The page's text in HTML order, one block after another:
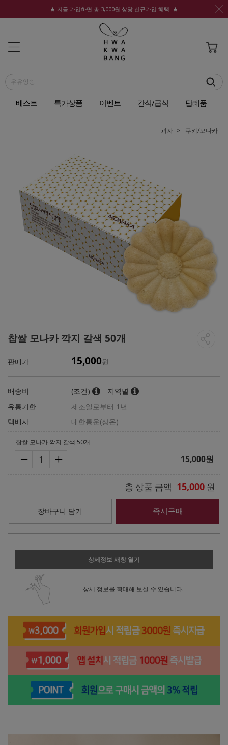
★ 지금 가입하면 총 3,000원 상당 신규가입 혜택! ★
베스트 특가상품 이벤트 간식/급식 답례품
과자 쿠키/모나카
찹쌀 모나카 깍지 갈색 50개
판매가 15,000원
배송비 (조건)
지역별
유통기한
제조일로부터 1년
택배사
대한통운(상온)
찹쌀 모나카 깍지 갈색 50개
15,000원
총 상품 금액 15,000 원
장바구니 담기 즉시구매
상세정보 새창 열기
상세 정보를 확대해 보실 수 있습니다.